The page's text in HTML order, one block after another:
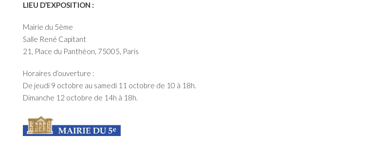
LIEU D’EXPOSITION :
Mairie du 5ème
Salle René Capitant
21, Place du Panthéon, 75005, Paris
Horaires d’ouverture :
De jeudi 9 octobre au samedi 11 octobre de 10 à 18h.
Dimanche 12 octobre de 14h à 18h.